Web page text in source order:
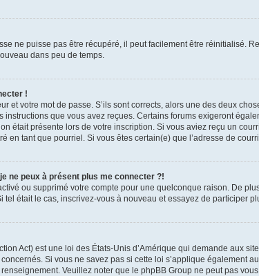
ne puisse pas être récupéré, il peut facilement être réinitialisé.
dans peu de temps.
!
et votre mot de passe. S’ils sont corrects, alors une des deux
instructions que vous avez reçues. Certains forums exigeront
était présente lors de votre inscription. Si vous aviez reçu un
en tant que pourriel. Si vous êtes certain(e) que l’adresse de
ne peux à présent plus me connecter ?!
ou supprimé votre compte pour une quelconque raison. De
était le cas, inscrivez-vous à nouveau et essayez de participer
Act) est une loi des États-Unis d’Amérique qui demande aux
Si vous ne savez pas si cette loi s’applique
Veuillez noter que le phpBB Group ne peut pas